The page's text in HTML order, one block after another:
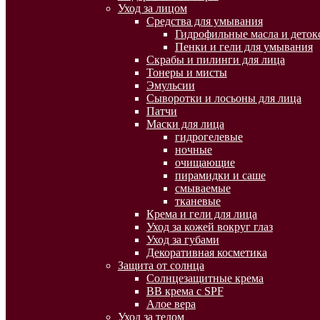
Уход за лицом
Средства для умывания
Гидрофильные масла и
Пенки и гели для умывания
Скрабы и пилинги для лица
Тонеры и мисты
Эмульсии
Сыворотки и лосьоны для лица
Патчи
Маски для лица
гидрогелевые
ночные
очищающие
пирамидки и саше
смываемые
тканевые
Крема и гели для лица
Уход за кожей вокруг глаз
Уход за губами
Декоративная косметика
Защита от солнца
Солнцезащитные крема
BB крема с SPF
Алое вера
Уход за телом